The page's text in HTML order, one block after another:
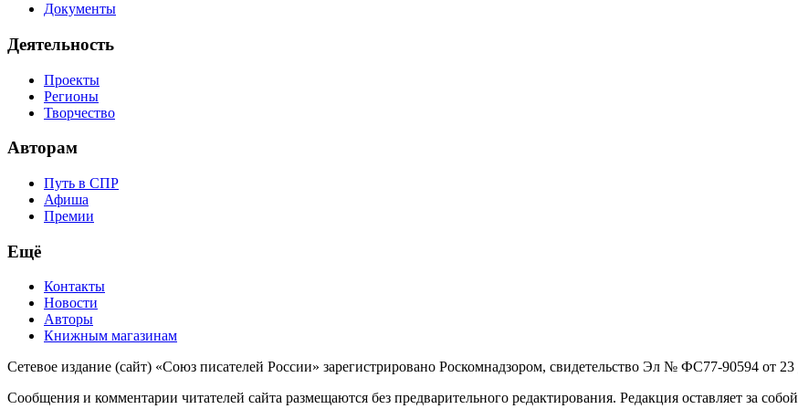
Документы
Деятельность
Проекты
Регионы
Творчество
Авторам
Путь в СПР
Афиша
Премии
Ещё
Контакты
Новости
Авторы
Книжным магазинам
Сетевое издание (сайт) «Союз писателей России» зарегистрировано Роскомнадзором, свидетельство Эл № ФС77-90594 от 23
Сообщения и комментарии читателей сайта размещаются без предварительного редактирования. Редакция оставляет за